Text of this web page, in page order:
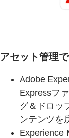
アセット管理
Adobe
Expressフ
グ＆ドロッ
ンテンツを
Experience